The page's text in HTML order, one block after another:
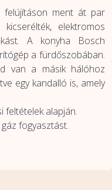
felújításon ment át par
elektromos
A konyha Bosch
a fürdőszobában.
van a másik hálóhoz
egy kandalló is, amely
feltételek alapján.
fogyasztást.